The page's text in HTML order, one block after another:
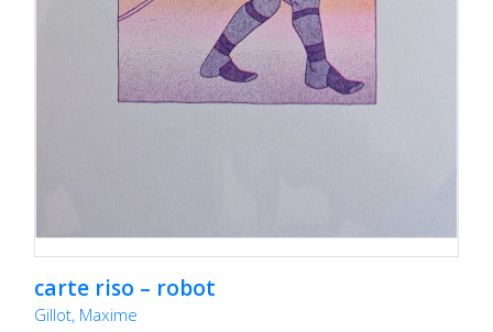
carte riso – robot
Gillot, Maxime